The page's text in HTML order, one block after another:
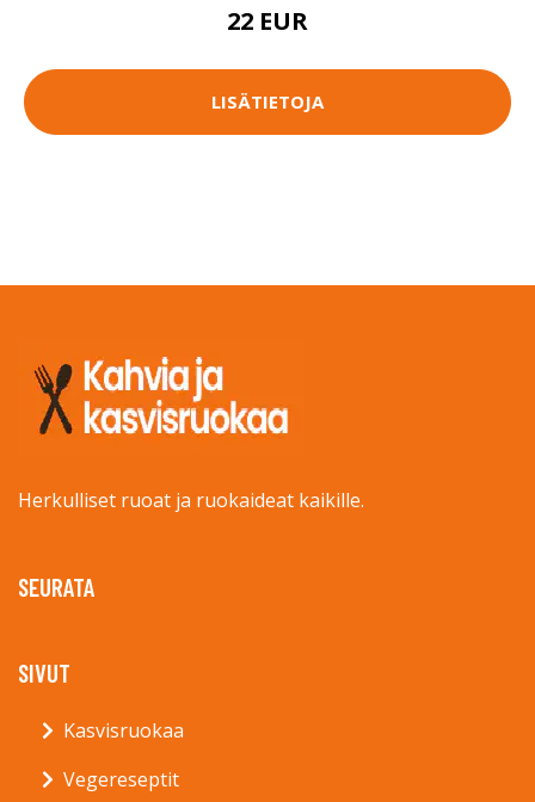
22 EUR
LISÄTIETOJA
Herkulliset ruoat ja ruokaideat kaikille.
SEURATA
SIVUT
Kasvisruokaa
Vegereseptit